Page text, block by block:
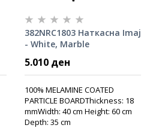
382NRC1803 Наткасна Imaj
- White, Marble
5.010 ден
100% MELAMINE COATED
PARTICLE BOARDThickness: 18
mmWidth: 40 cm Height: 60 cm
Depth: 35 cm